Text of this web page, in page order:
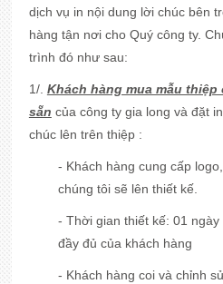
dịch vụ in nội dung lời chúc bên
hàng tận nơi cho Quý công ty.
trình đó như sau:
1/. Khách hàng mua mẫu
sẵn của công ty gia long và đặt
chúc lên trên thiệp :
- Khách hàng cung cấp
chúng tôi sẽ lên thiết kế.
- Thời gian thiết kế: 01
đầy đủ của khách hàng
- Khách hàng coi và chỉnh